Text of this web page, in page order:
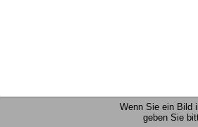
Wenn Sie ein Bild
geben Sie